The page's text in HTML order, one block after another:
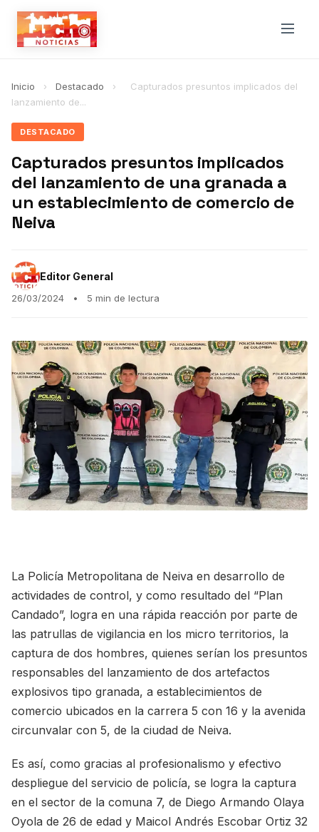
Inicio › Destacado ›
Capturados presuntos implicados del
lanzamiento de...
DESTACADO
Capturados presuntos implicados
del lanzamiento de una granada a
un establecimiento de comercio de
Neiva
Editor General
26/03/2024 • 5 min de lectura
La Policía Metropolitana de Neiva en desarrollo de
actividades de control, y como resultado del “Plan
Candado”, logra en una rápida reacción por parte de
las patrullas de vigilancia en los micro territorios, la
captura de dos hombres, quienes serían los presuntos
responsables del lanzamiento de dos artefactos
explosivos tipo granada, a establecimientos de
comercio ubicados en la carrera 5 con 16 y la avenida
circunvalar con 5, de la ciudad de Neiva.
Es así, como gracias al profesionalismo y efectivo
despliegue del servicio de policía, se logra la captura
en el sector de la comuna 7, de Diego Armando Olaya
Oyola de 26 de edad y Maicol Andrés Escobar Ortiz 32